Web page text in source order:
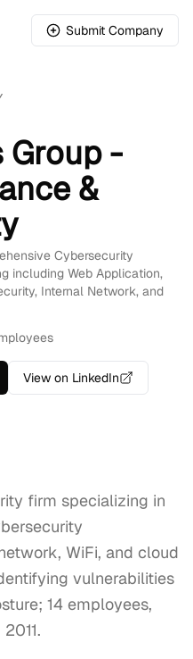
Submit Company
Group -
&
Cybersecurity
including Web Application,
Internal Network, and
View on LinkedIn
firm specializing in
WiFi, and cloud
vulnerabilities
14 employees,